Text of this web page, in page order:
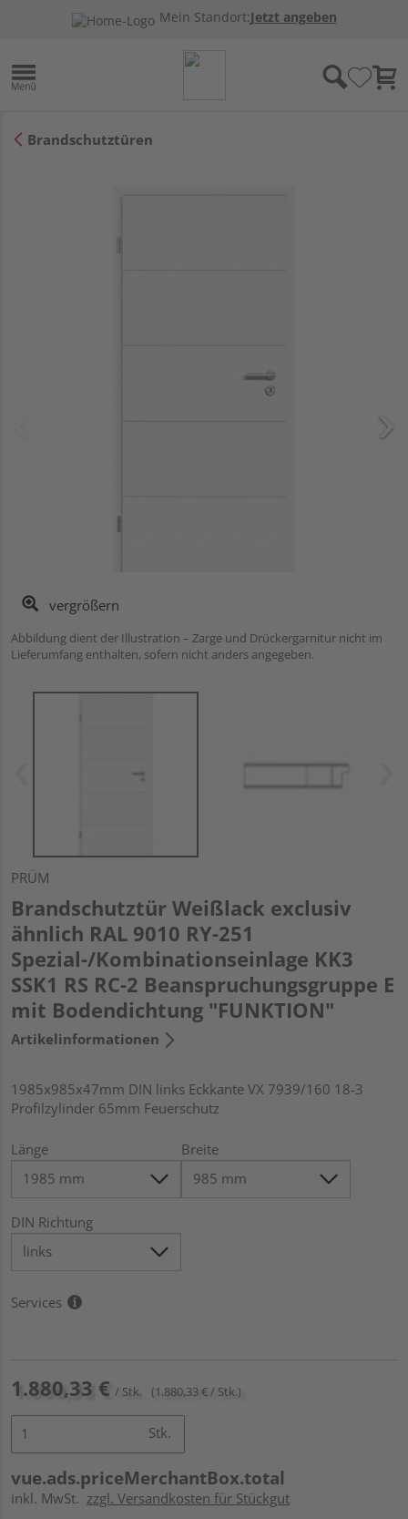
Mein Standort:Jetzt angeben
Brandschutztüren
vergrößern
Abbildung dient der Illustration – Zarge und Drückergarnitur nicht im
Lieferumfang enthalten, sofern nicht anders angegeben.
PRÜM
Brandschutztür Weißlack exclusiv
ähnlich RAL 9010 RY-251
Spezial-/Kombinationseinlage KK3
SSK1 RS RC-2 Beanspruchungsgruppe E
mit Bodendichtung "FUNKTION"
Artikelinformationen
1985x985x47mm DIN links Eckkante VX 7939/160 18-3
Profilzylinder 65mm Feuerschutz
Länge Breite
DIN Richtung
Services
1.880,33 € / Stk. (1.880,33 € / Stk.)
Stk.
vue.ads.priceMerchantBox.total
inkl. MwSt. zzgl. Versandkosten für Stückgut